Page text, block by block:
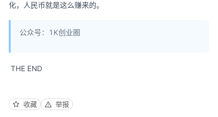
化，人民币就是这么赚来的。
公众号：1K创业圈
THE END
收藏 举报